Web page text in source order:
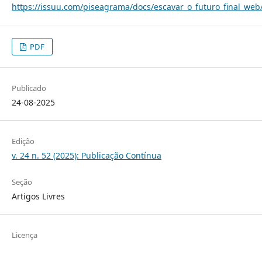
https://issuu.com/piseagrama/docs/
PDF
Publicado
24-08-2025
Edição
v. 24 n. 52 (2025): Publicação Contínua
Seção
Artigos Livres
Licença